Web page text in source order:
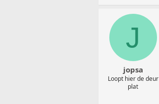
J
jopsa
Loopt hier de deur
plat